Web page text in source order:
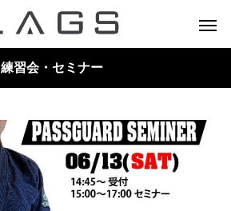
練習会・セミナー